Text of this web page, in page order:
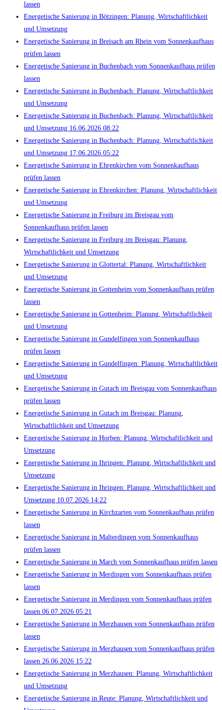
lassen
Energetische Sanierung in Bötzingen: Planung, Wirtschaftlichkeit
und Umsetzung
Energetische Sanierung in Breisach am Rhein vom Sonnenkaufhaus
prüfen lassen
Energetische Sanierung in Buchenbach vom Sonnenkaufhaus prüfen
lassen
Energetische Sanierung in Buchenbach: Planung, Wirtschaftlichkeit
und Umsetzung
Energetische Sanierung in Buchenbach: Planung, Wirtschaftlichkeit
und Umsetzung 16.06.2026 08:22
Energetische Sanierung in Buchenbach: Planung, Wirtschaftlichkeit
und Umsetzung 17.06.2026 05:22
Energetische Sanierung in Ehrenkirchen vom Sonnenkaufhaus
prüfen lassen
Energetische Sanierung in Ehrenkirchen: Planung, Wirtschaftlichkeit
und Umsetzung
Energetische Sanierung in Freiburg im Breisgau vom
Sonnenkaufhaus prüfen lassen
Energetische Sanierung in Freiburg im Breisgau: Planung,
Wirtschaftlichkeit und Umsetzung
Energetische Sanierung in Glottertal: Planung, Wirtschaftlichkeit
und Umsetzung
Energetische Sanierung in Gottenheim vom Sonnenkaufhaus prüfen
lassen
Energetische Sanierung in Gottenheim: Planung, Wirtschaftlichkeit
und Umsetzung
Energetische Sanierung in Gundelfingen vom Sonnenkaufhaus
prüfen lassen
Energetische Sanierung in Gundelfingen: Planung, Wirtschaftlichkeit
und Umsetzung
Energetische Sanierung in Gutach im Breisgau vom Sonnenkaufhaus
prüfen lassen
Energetische Sanierung in Gutach im Breisgau: Planung,
Wirtschaftlichkeit und Umsetzung
Energetische Sanierung in Horben: Planung, Wirtschaftlichkeit und
Umsetzung
Energetische Sanierung in Ihringen: Planung, Wirtschaftlichkeit und
Umsetzung
Energetische Sanierung in Ihringen: Planung, Wirtschaftlichkeit und
Umsetzung 10.07.2026 14:22
Energetische Sanierung in Kirchzarten vom Sonnenkaufhaus prüfen
lassen
Energetische Sanierung in Malterdingen vom Sonnenkaufhaus
prüfen lassen
Energetische Sanierung in March vom Sonnenkaufhaus prüfen lassen
Energetische Sanierung in Merdingen vom Sonnenkaufhaus prüfen
lassen
Energetische Sanierung in Merdingen vom Sonnenkaufhaus prüfen
lassen 06.07.2026 05:21
Energetische Sanierung in Merzhausen vom Sonnenkaufhaus prüfen
lassen
Energetische Sanierung in Merzhausen vom Sonnenkaufhaus prüfen
lassen 26.06.2026 15:22
Energetische Sanierung in Merzhausen: Planung, Wirtschaftlichkeit
und Umsetzung
Energetische Sanierung in Reute: Planung, Wirtschaftlichkeit und